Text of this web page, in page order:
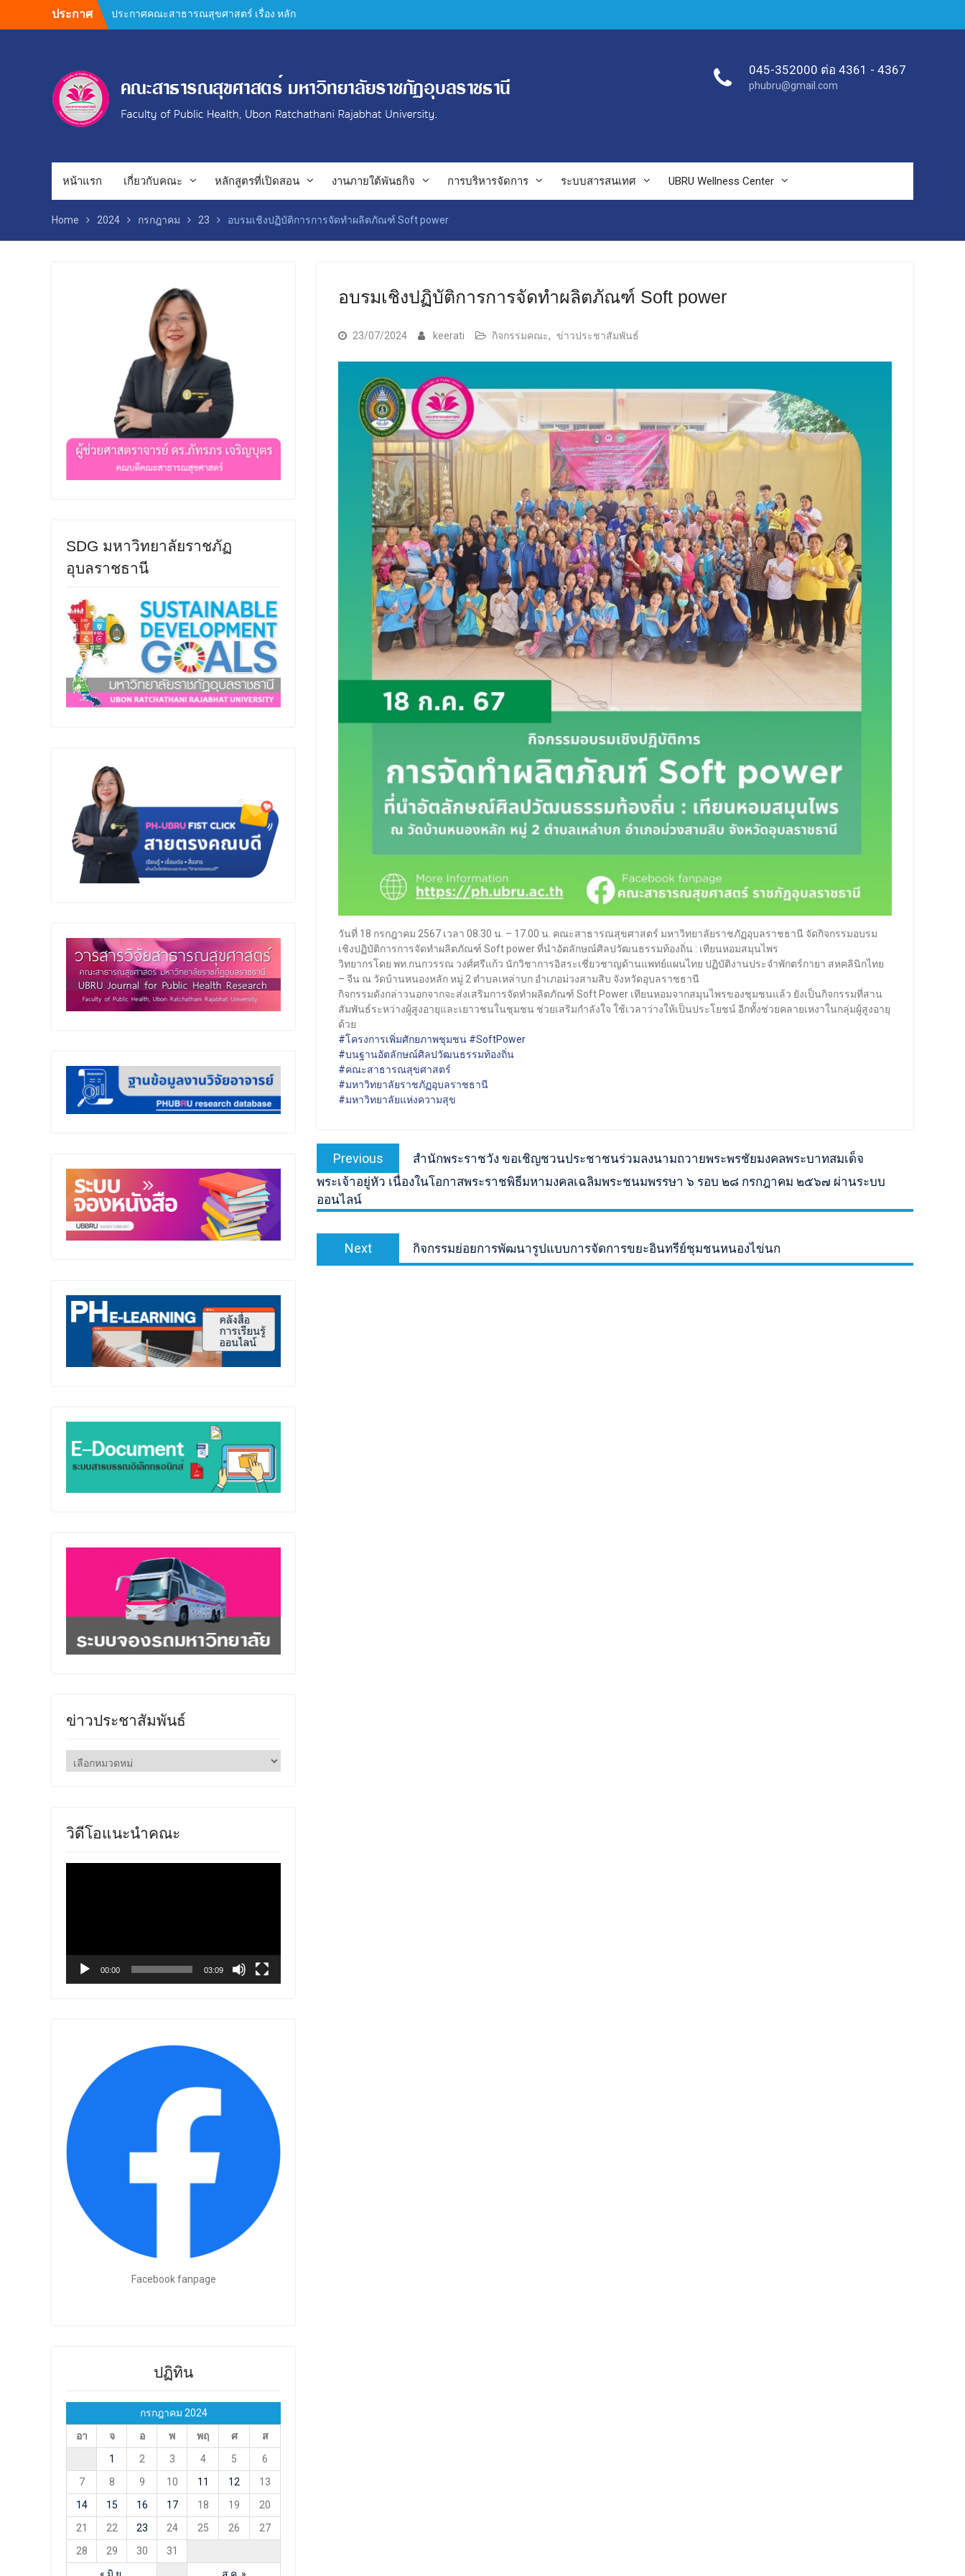
ประกาศ
ประกาศคณะสาธารณสุขศาสตร์ เรื่อง หลัก
เกณฑ์การสนับสนุนค่าใช้จ่ายในการทำผล
Preparation Requirements
ศาสตร์ 2569
(AUN QA / TQF) ประจำปีการศึกษา 2568
กิจกรรมประกวดผลงานวิชาการ วิจัย และ
045-352000 ต่อ 4361 - 4367
phubru@gmail.com
หน้าแรก เกี่ยวกับคณะ หลักสูตรที่เปิดสอน งานภายใต้พันธกิจ การบริหารจัดการ ระบบสารสนเทศ UBRU Wellness Center
Home 2024 กรกฎาคม 23 อบรมเชิงปฏิบัติการการจัดทำผลิตภัณฑ์ Soft power
อบรมเชิงปฏิบัติการการจัดทำผลิตภัณฑ์ Soft power
23/07/2024 keerati กิจกรรมคณะ, ข่าวประชาสัมพันธ์
วันที่ 18 กรกฎาคม 2567 เวลา 08.30 น. – 17.00 น. คณะสาธารณสุขศาสตร์ มหาวิทยาลัยราชภัฏอุบลราชธานี จัดกิจกรรมอบรม
เชิงปฏิบัติการการจัดทำผลิตภัณฑ์ Soft power ที่นำอัตลักษณ์ศิลปวัฒนธรรมท้องถิ่น : เทียนหอมสมุนไพร
วิทยากรโดย พท.กนกวรรณ วงศ์ศรีแก้ว นักวิชาการอิสระเชี่ยวชาญด้านแพทย์แผนไทย ปฏิบัติงานประจำพักตร์กายา สหคลินิกไทย
– จีน ณ วัดบ้านหนองหลัก หมู่ 2 ตำบลเหล่าบก อำเภอม่วงสามสิบ จังหวัดอุบลราชธานี
กิจกรรมดังกล่าวนอกจากจะส่งเสริมการจัดทำผลิตภัณฑ์ Soft Power เทียนหอมจากสมุนไพรของชุมชนแล้ว ยังเป็นกิจกรรมที่สาน
สัมพันธ์ระหว่างผู้สูงอายุและเยาวชนในชุมชน ช่วยเสริมกำลังใจ ใช้เวลาว่างให้เป็นประโยชน์ อีกทั้งช่วยคลายเหงาในกลุ่มผู้สูงอายุ
ด้วย
#โครงการเพิ่มศักยภาพชุมชน #SoftPower
#บนฐานอัตลักษณ์ศิลปวัฒนธรรมท้องถิ่น
#คณะสาธารณสุขศาสตร์
#มหาวิทยาลัยราชภัฏอุบลราชธานี
#มหาวิทยาลัยแห่งความสุข
เมนู
นำทาง
เรื่อง
Previous
Previous
post:
สำนักพระราชวัง ขอเชิญชวนประชาชนร่วมลงนามถวายพระพรชัยมงคลพระบาทสมเด็จ
พระเจ้าอยู่หัว เนื่องในโอกาสพระราชพิธีมหามงคลเฉลิมพระชนมพรรษา ๖ รอบ ๒๘ กรกฎาคม ๒๕๖๗ ผ่านระบบ
ออนไลน์
Next
Next
post:
กิจกรรมย่อยการพัฒนารูปแบบการจัดการขยะอินทรีย์ชุมชนหนองไข่นก
SDG มหาวิทยาลัยราชภัฏ
อุบลราชธานี
ข่าวประชาสัมพันธ์
ข่าว
ประชาสัมพันธ์
วิดีโอแนะนำคณะ
00:00 03:09
Facebook fanpage
ปฏิทิน
กรกฎาคม 2024
อา
จ อ พ พฤ ศ ส
« มิ.ย. ส.ค. »
1 2 3 4 5
6
7
8 9 10 11 12
13
14
15 16 17 18 19
20
21
22 23 24 25 26
27
28
29 30 31